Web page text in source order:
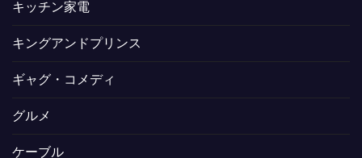
キッチン家電
キングアンドプリンス
ギャグ・コメディ
グルメ
ケーブル